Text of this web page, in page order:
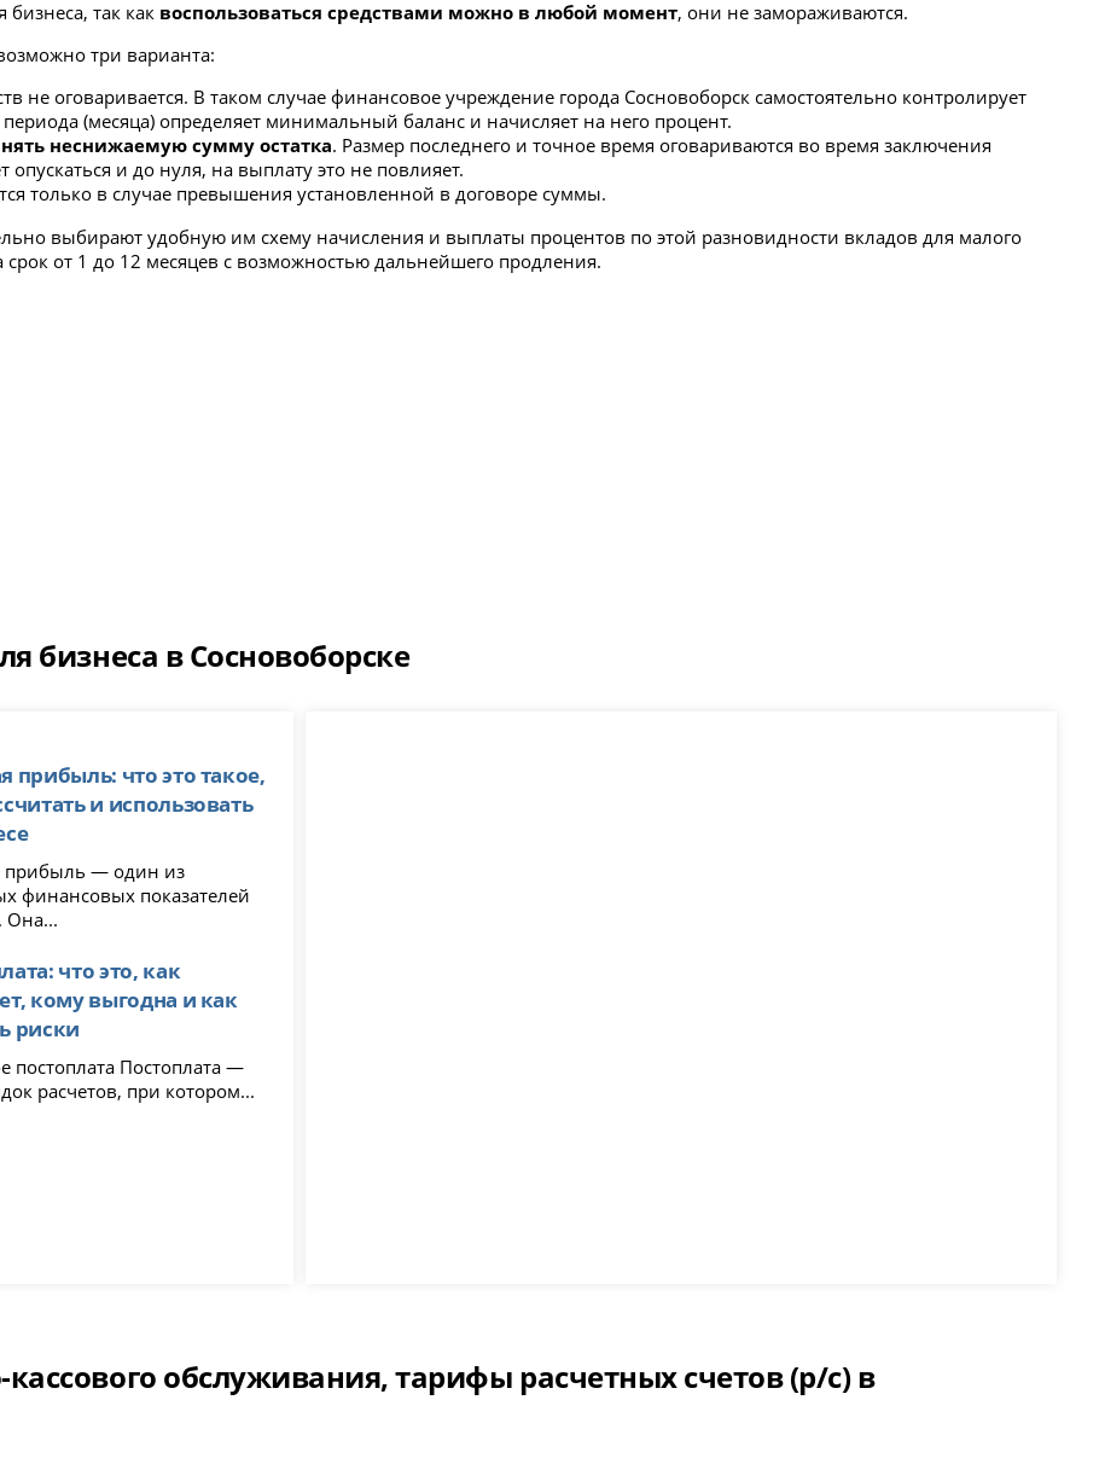
так как воспользоваться средствами можно в любой момент, они не замораживаются.
три варианта:
оговаривается. В таком случае финансовое учреждение города Сосновоборск самостоятельно контролирует
(месяца) определяет минимальный баланс и начисляет на него процент.
неснижаемую сумму остатка. Размер последнего и точное время оговариваются во время заключения
и до нуля, на выплату это не повлияет.
только в случае превышения установленной в договоре суммы.
выбирают удобную им схему начисления и выплаты процентов по этой разновидности вкладов для малого
от 1 до 12 месяцев с возможностью дальнейшего продления.
бизнеса в Сосновоборске
прибыль: что это такое,
и использовать
прибыль — один из
финансовых показателей
Она...
что это, как
кому выгодна и как
риски
Постоплата —
расчетов, при котором...
обслуживания, тарифы расчетных счетов (р/с) в